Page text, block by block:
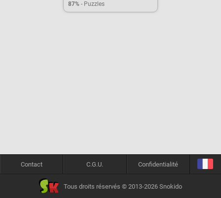
87% - Puzzles
Contact C.G.U. Confidentialité
Tous droits réservés © 2013-2026 Snokido